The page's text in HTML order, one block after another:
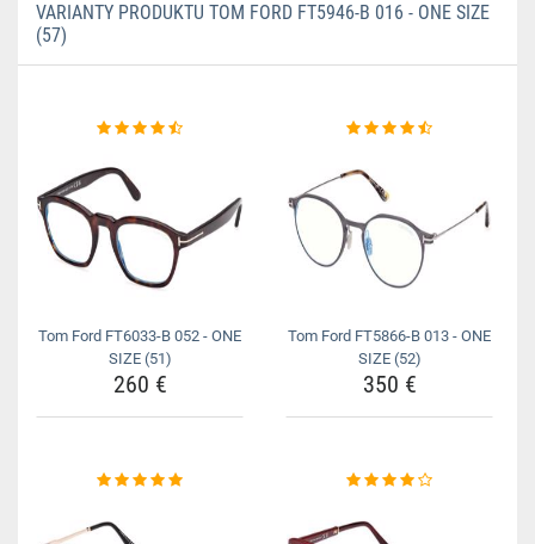
VARIANTY PRODUKTU TOM FORD FT5946-B 016 - ONE SIZE
(57)
Tom Ford FT6033-B 052 - ONE
SIZE (51)
260 €
Tom Ford FT5866-B 013 - ONE
SIZE (52)
350 €